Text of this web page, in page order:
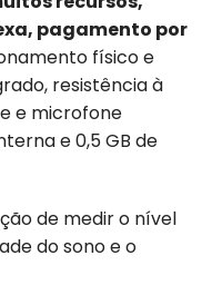
pagamento por
físico e
resistência à
e microfone
e 0,5 GB de
de medir o nível
do sono e o